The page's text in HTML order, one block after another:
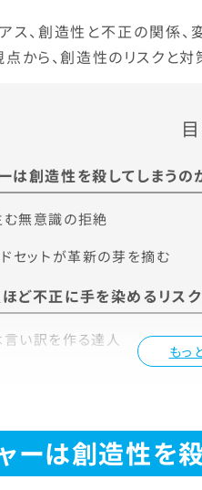
ス、創造性と不正の関係
から、創造性のリスクと対
もっ
は創造性を殺してしまうの
無意識の拒絶
セットが革新の芽を摘む
ど不正に手を染めるリスク
い訳を作る達人
ーは創造性を